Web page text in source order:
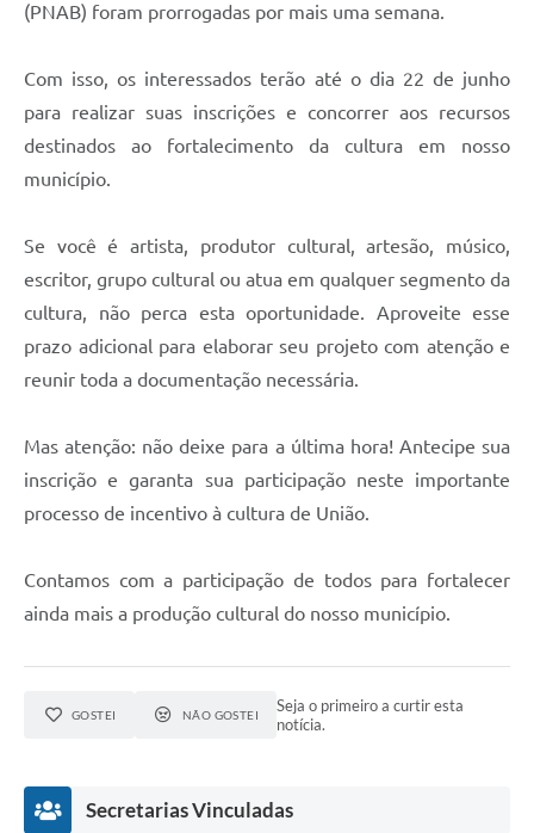
(PNAB) foram prorrogadas por mais uma semana.
Com isso, os interessados terão até o dia 22 de junho
para realizar suas inscrições e concorrer aos recursos
destinados ao fortalecimento da cultura em nosso
município.
Se você é artista, produtor cultural, artesão, músico,
escritor, grupo cultural ou atua em qualquer segmento da
cultura, não perca esta oportunidade. Aproveite esse
prazo adicional para elaborar seu projeto com atenção e
reunir toda a documentação necessária.
Mas atenção: não deixe para a última hora! Antecipe sua
inscrição e garanta sua participação neste importante
processo de incentivo à cultura de União.
Contamos com a participação de todos para fortalecer
ainda mais a produção cultural do nosso município.
GOSTEI NÃO GOSTEI
Seja o primeiro a curtir esta
notícia.
Secretarias Vinculadas